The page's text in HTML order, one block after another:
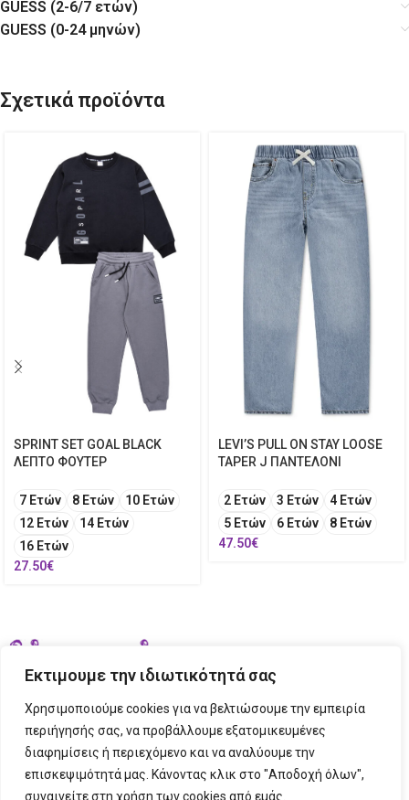
Εκτιμουμε την ιδιωτικότητά σας
Χρησιμοποιούμε cookies για να βελτιώσουμε την εμπειρία
περιήγησής σας, να προβάλλουμε εξατομικευμένες
διαφημίσεις ή περιεχόμενο και να αναλύουμε την
επισκεψιμότητά μας. Κάνοντας κλικ στο "Αποδοχή όλων",
συναινείτε στη χρήση των cookies από εμάς.
GUESS (2-6/7 ετών)
GUESS (0-24 μηνών)
Σχετικά προϊόντα
SPRINT SET GOAL BLACK
ΛΕΠΤΟ ΦΟΥΤΕΡ
7 Ετών 8 Ετών
10 Ετών
12 Ετών
14 Ετών
16 Ετών
27.50€
LEVI’S PULL ON STAY LOOSE
TAPER J ΠΑΝΤΕΛΟΝΙ
2 Ετών 3 Ετών
4 Ετών
5 Ετών
6 Ετών
8 Ετών
47.50€
ΣΤΟΙΧΕΙΑ ΕΠΙΚΟΙΝΩΝΙΑΣ